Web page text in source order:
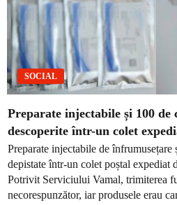
SOCIAL
Preparate injectabile și 100 de
descoperite într-un colet
Preparate injectabile de
depistate într-un colet poștal expediat
Potrivit Serviciului Vamal, trimiterea
necorespunzător, iar produsele erau